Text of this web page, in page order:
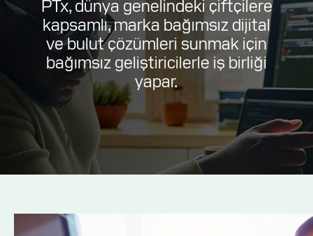
PTx, dünya genelindeki çiftçilere
kapsamlı, marka bağımsız dijital
ve bulut çözümleri sunmak için
bağımsız geliştiricilerle iş birliği
yapar.